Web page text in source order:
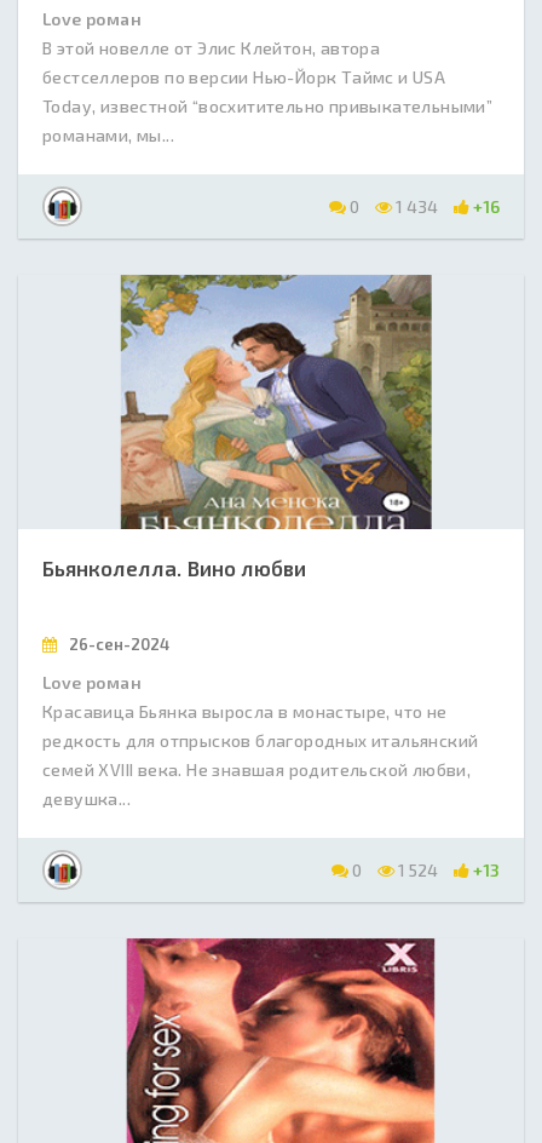
Love роман
В этой новелле от Элис Клейтон, автора
бестселлеров по версии Нью-Йорк Таймс и USA
Today, известной “восхитительно привыкательными”
романами, мы...
0 1 434 +16
Бьянколелла. Вино любви
26-сен-2024
Love роман
Красавица Бьянка выросла в монастыре, что не
редкость для отпрысков благородных итальянский
семей XVIII века. Не знавшая родительской любви,
девушка...
0 1 524 +13